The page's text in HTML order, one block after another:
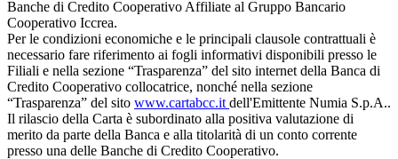
Banche di Credito Cooperativo Affiliate al Gruppo Bancario
Cooperativo Iccrea.
Per le condizioni economiche e le principali clausole contrattuali è
necessario fare riferimento ai fogli informativi disponibili presso le
Filiali e nella sezione “Trasparenza” del sito internet della Banca di
Credito Cooperativo collocatrice, nonché nella sezione
“Trasparenza” del sito www.cartabcc.it dell'Emittente Numia S.p.A..
Il rilascio della Carta è subordinato alla positiva valutazione di
merito da parte della Banca e alla titolarità di un conto corrente
presso una delle Banche di Credito Cooperativo.